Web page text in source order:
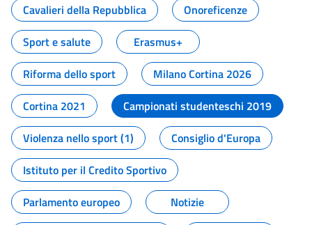
Cavalieri della Repubblica
Onoreficenze
Sport e salute
Erasmus+
Riforma dello sport
Milano Cortina 2026
Cortina 2021
Campionati studenteschi 2019
Violenza nello sport (1)
Consiglio d'Europa
Istituto per il Credito Sportivo
Parlamento europeo
Notizie